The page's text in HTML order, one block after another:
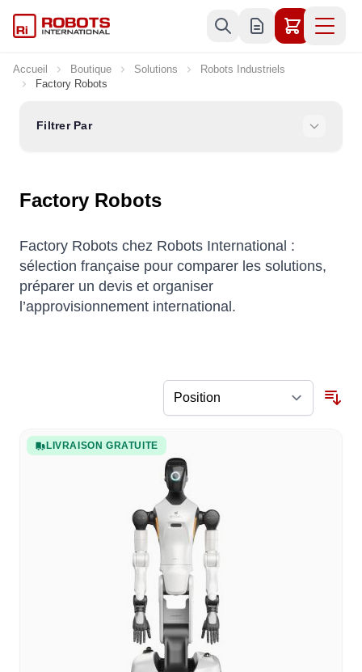
Accueil Boutique Solutions
Robots Industriels
Factory Robots
Filtrer Par
Factory Robots
Factory Robots chez Robots International :
sélection française pour comparer les solutions,
préparer un devis et organiser
l’approvisionnement international.
LIVRAISON GRATUITE